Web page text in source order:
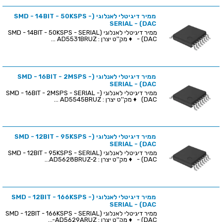
ממיר דיגיטלי לאנלוגי (SMD - 14BIT - 50KSPS -
SERIAL - (DAC
ממיר דיגיטלי לאנלוגי (SMD - 14BIT - 50KSPS - SERIAL
- (DAC ♦ מק''ט יצרן : AD5531BRUZ ...
ממיר דיגיטלי לאנלוגי (SMD - 16BIT - 2MSPS -
SERIAL - (DAC
ממיר דיגיטלי לאנלוגי (SMD - 16BIT - 2MSPS - SERIAL -
(DAC ♦ מק''ט יצרן : AD5545BRUZ ...
ממיר דיגיטלי לאנלוגי (SMD - 12BIT - 95KSPS -
SERIAL - (DAC
ממיר דיגיטלי לאנלוגי (SMD - 12BIT - 95KSPS - SERIAL
- (DAC ♦ מק''ט יצרן : AD5628BRUZ-2...
ממיר דיגיטלי לאנלוגי (SMD - 12BIT - 166KSPS -
SERIAL - (DAC
ממיר דיגיטלי לאנלוגי (SMD - 12BIT - 166KSPS - SERIAL
- (DAC ♦ מק''ט יצרן : AD5629ARUZ-...